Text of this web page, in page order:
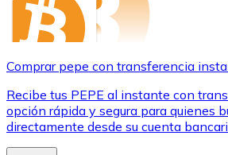
Comprar pepe con transferencia
Recibe tus PEPE al instante con
opción rápida y segura para quienes
directamente desde su cuenta